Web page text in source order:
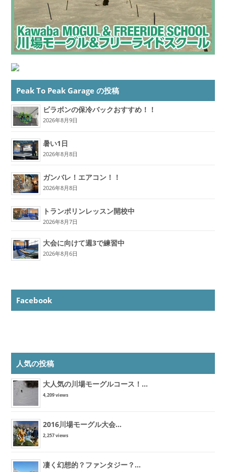
Peak To Peak Garage の投稿
ビラボンの保冷バックおすすめ！！
2026年8月9日
暑い1日
2026年8月8日
ガンバレ！エアコン！！
2026年8月8日
トランポリンレッスン開校中
2026年8月7日
大会に向けて週3で練習中
2026年8月6日
Facebook
人気の投稿
大人気の川場モーグルコース！...
4,209 views
2016川場モーグル大会...
2,257 views
凄く幻想的？ファンタジー？...